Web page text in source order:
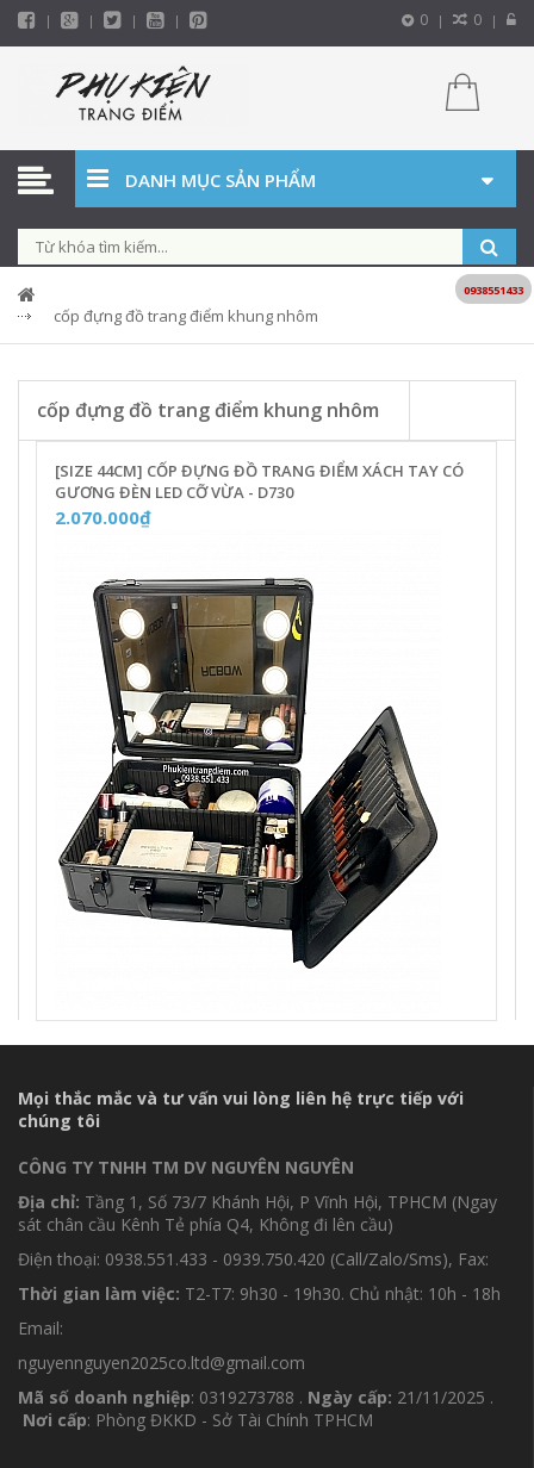
0 0
DANH MỤC SẢN PHẨM
cốp đựng đồ trang điểm khung nhôm
cốp đựng đồ trang điểm khung nhôm
[SIZE 44CM] CỐP ĐỰNG ĐỒ TRANG ĐIỂM XÁCH TAY CÓ
GƯƠNG ĐÈN LED CỠ VỪA - D730
2.070.000₫
Mọi thắc mắc và tư vấn vui lòng liên hệ trực tiếp với
chúng tôi
CÔNG TY TNHH TM DV NGUYÊN NGUYÊN
Địa chỉ: Tầng 1, Số 73/7 Khánh Hội, P Vĩnh Hội, TPHCM (Ngay
sát chân cầu Kênh Tẻ phía Q4, Không đi lên cầu)
Điện thoại: 0938.551.433 - 0939.750.420 (Call/Zalo/Sms), Fax:
Thời gian làm việc: T2-T7: 9h30 - 19h30. Chủ nhật: 10h - 18h
Email:
nguyennguyen2025co.ltd@gmail.com
Mã số doanh nghiệp: 0319273788 . Ngày cấp: 21/11/2025 .
Nơi cấp: Phòng ĐKKD - Sở Tài Chính TPHCM
0938551433